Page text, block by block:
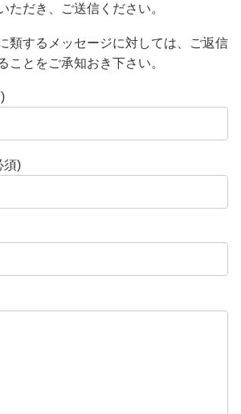
ただき、ご送信ください。
類するメッセージに対しては、ご返信
ことをご承知おき下さい。
須)